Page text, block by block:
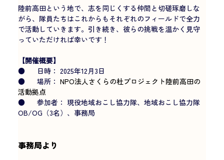
陸前高田という地で、志を同じくする仲間と切磋琢磨しな
がら、隊員たちはこれからもそれぞれのフィールドで全力
で活動していきます。引き続き、彼らの挑戦を温かく見守
っていただければ幸いです！
【開催概要】
●      日時： 2025年12月3日
●      場所： NPO法人さくらの杜プロジェクト陸前高田の
活動拠点
●      参加者： 現役地域おこし協力隊、地域おこし協力隊
OB/OG（3名）、事務局
事務局より